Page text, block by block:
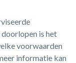
is het
voorwaarden
informatie kan